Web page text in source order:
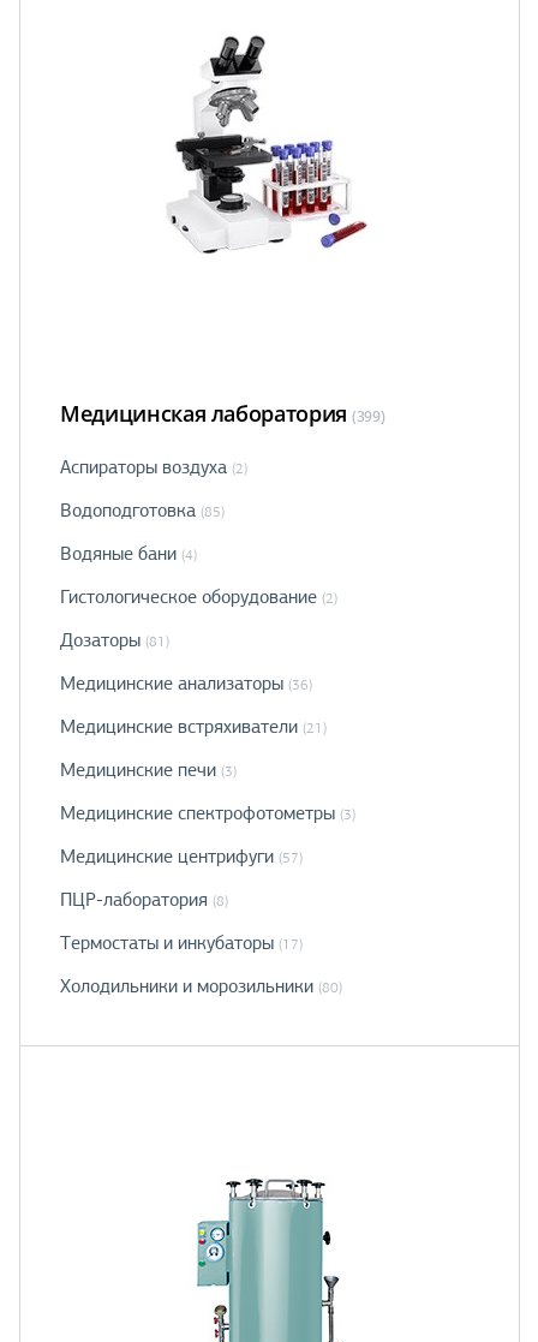
Медицинская лаборатория (399)
Аспираторы воздуха (2)
Водоподготовка (85)
Водяные бани (4)
Гистологическое оборудование (2)
Дозаторы (81)
Медицинские анализаторы (36)
Медицинские встряхиватели (21)
Медицинские печи (3)
Медицинские спектрофотометры (3)
Медицинские центрифуги (57)
ПЦР-лаборатория (8)
Термостаты и инкубаторы (17)
Холодильники и морозильники (80)